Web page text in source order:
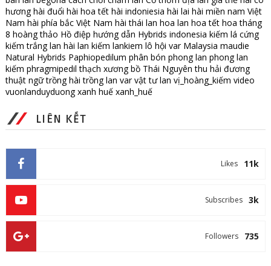
hươnghài đuổi hài hoa tết hài indoniesia hài lai hài miền nam Việt
Nam hài phía bắc Việt Nam hài thái lan hoa lan hoa tết hoa tháng
8 hoàng thảo Hồ điệp hướng dẫn Hybrids indonesia kiếm lá cứng
kiếm trắnglan hài lan kiếm lankiem lô hội var Malaysia maudie
Natural Hybrids Paphiopedilum phân bón phong lan phong lan
kiếm phragmipedilthạch xương bồ Thái Nguyênthu hải đương
thuật ngữtrồng hàitrồng lan varvật tư lan vị_hoàng_kiếm video
vuonlanduyduongxanh huế xanh_huế
LIÊN KẾT
11k
Likes
3k
Subscribes
735
Followers